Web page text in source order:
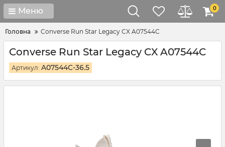
Меню 0
Головна Converse Run Star Legacy CX A07544C
Converse Run Star Legacy CX A07544C
Артикул: A07544C-36.5